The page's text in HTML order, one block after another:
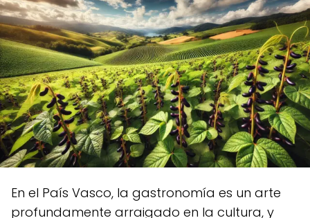
En el País Vasco, la gastronomía es un arte
profundamente arraigado en la cultura, y